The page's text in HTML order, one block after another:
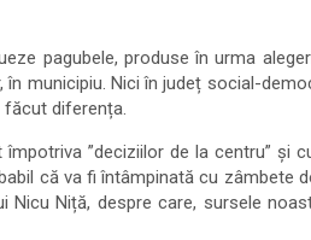
pagubele, produse în urma
municipiu. Nici în județ social-
făcut diferența.
”deciziilor de la centru” și
că va fi întâmpinată cu zâmbete
Nicu Niță, despre care, sursele